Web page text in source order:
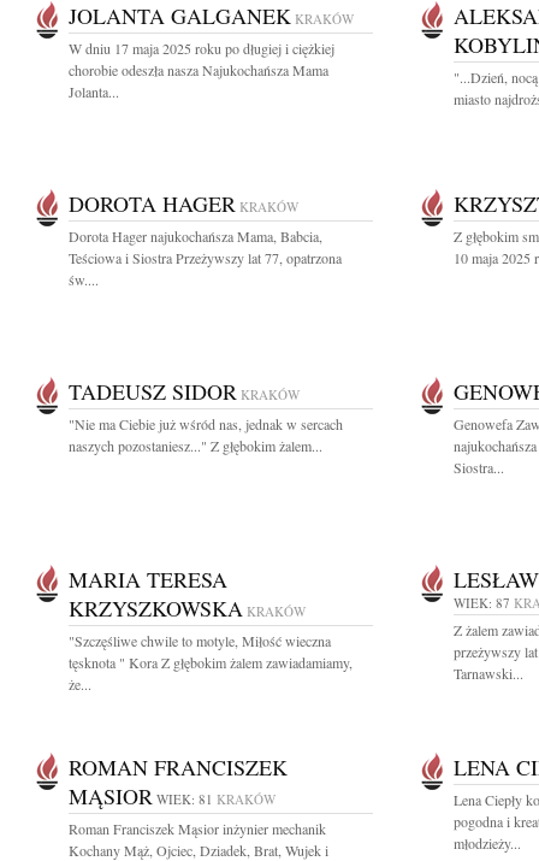
JOLANTA GALGANEK KRAKÓW
W dniu 17 maja 2025 roku po długiej i ciężkiej
chorobie odeszła nasza Najukochańsza Mama
Jolanta...
"...Dzień,
miasto
DOROTA HAGER KRAKÓW
Dorota Hager najukochańsza Mama, Babcia,
Teściowa i Siostra Przeżywszy lat 77, opatrzona
św....
Z głębokim
10 maja 2025
TADEUSZ SIDOR KRAKÓW
"Nie ma Ciebie już wśród nas, jednak w sercach
naszych pozostaniesz..." Z głębokim żalem...
Genowefa
Siostra...
MARIA TERESA
KRZYSZKOWSKA KRAKÓW
"Szczęśliwe chwile to motyle, Miłość wieczna
tęsknota " Kora Z głębokim żalem zawiadamiamy,
że...
WIEK: 87
Z żalem
przeżywszy
Tarnawski...
ROMAN FRANCISZEK
MĄSIOR WIEK: 81 KRAKÓW
Roman Franciszek Mąsior inżynier mechanik
Kochany Mąż, Ojciec, Dziadek, Brat, Wujek i
LENA
Lena Ciepły
pogodna i
młodzieży...